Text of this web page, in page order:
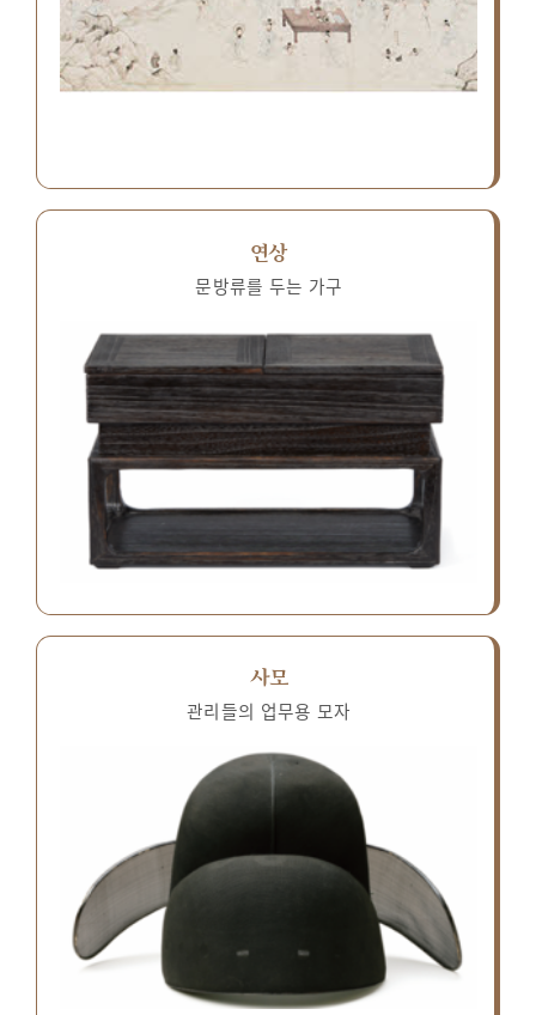
연상
문방류를 두는 가구
사모
관리들의 업무용 모자